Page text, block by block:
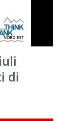
di